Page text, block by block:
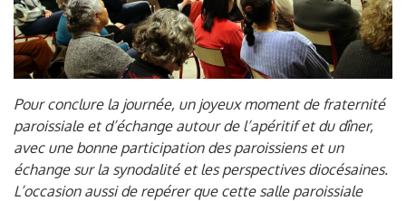
Pour conclure la journée, un joyeux moment de fraternité
paroissiale et d’échange autour de l’apéritif et du dîner,
avec une bonne participation des paroissiens et un
échange sur la synodalité et les perspectives diocésaines.
L’occasion aussi de repérer que cette salle paroissiale